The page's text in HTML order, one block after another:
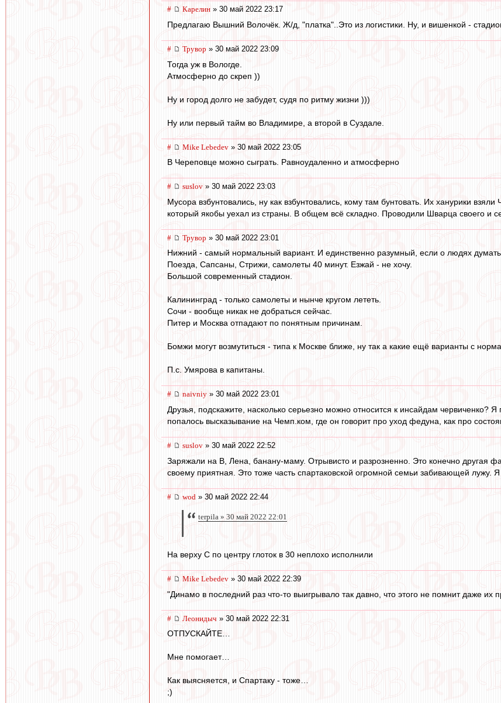
# Карелин » 30 май 2022 23:17
Предлагаю Вышний Волочёк. Ж/д, "платка"..Это из логистики. Ну, и вишенкой -
# Трувор » 30 май 2022 23:09
Тогда уж в Вологде.
Атмосферно до скреп ))
Ну и город долго не забудет, судя по ритму жизни )))
Ну или первый тайм во Владимире, а второй в Суздале.
# Mike Lebedev » 30 май 2022 23:05
В Череповце можно сыграть. Равноудаленно и атмосферно
# suslov » 30 май 2022 23:03
Мусора взбунтовались, ну как взбунтовались, кому там бунтовать. Их ханурики
который якобы уехал из страны. В общем всё складно. Проводили Шварца своего и
# Трувор » 30 май 2022 23:01
Нижний - самый нормальный вариант. И единственно разумный, если о людях
Поезда, Сапсаны, Стрижи, самолеты 40 минут. Езжай - не хочу.
Большой современный стадион.
Калининград - только самолеты и нынче кругом лететь.
Сочи - вообще никак не добраться сейчас.
Питер и Москва отпадают по понятным причинам.
Бомжи могут возмутиться - типа к Москве ближе, ну так а какие ещё варианты с
П.с. Умярова в капитаны.
# naivniy » 30 май 2022 23:01
Друзья, подскажите, насколько серьезно можно относится к инсайдам червиченко?
попалось высказывание на Чемп.ком, где он говорит про уход федуна, как про
# suslov » 30 май 2022 22:52
Заряжали на В, Лена, банану-маму. Отрывисто и разрозненно. Это конечно другая
своему приятная. Это тоже часть спартаковской огромной семьи забивающей
# wod » 30 май 2022 22:44
terpila » 30 май 2022 22:01
На верху С по центру глоток в 30 неплохо исполнили
# Mike Lebedev » 30 май 2022 22:39
"Динамо в последний раз что-то выигрывало так давно, что этого не помнит даже
# Леонидыч » 30 май 2022 22:31
ОТПУСКАЙТЕ…
Мне помогает…
Как выясняется, и Спартаку - тоже…
;)